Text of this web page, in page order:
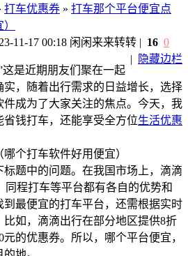
打车优惠券 » 打车那个平台便宜点
11-17 00:18 闲闲来来转转
|
隐藏边栏
| 16 0
是近期朋友们聚在一起
实，随着出行需求的日益增长，选择
成为了大家关注的焦点。今天，我
钱打车，还能享受全方位生活优惠
题中的问题。在我国市场上，滴滴
同程打车等平台都有各自的优势和
最便宜的打车平台，还需根据实时
如，滴滴出行在部分地区提供8折
的优惠券。所以，哪个平台便宜，